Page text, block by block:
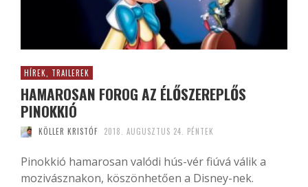
HÍREK, TRAILEREK
HAMAROSAN FOROG AZ ÉLŐSZEREPLŐS
PINOKKIÓ
KÖLLER KRISTÓF 2018. AUGUSZTUS 24. PÉNTEK
Pinokkió hamarosan valódi hús-vér fiúvá válik a
mozivásznakon, köszönhetően a Disney-nek.